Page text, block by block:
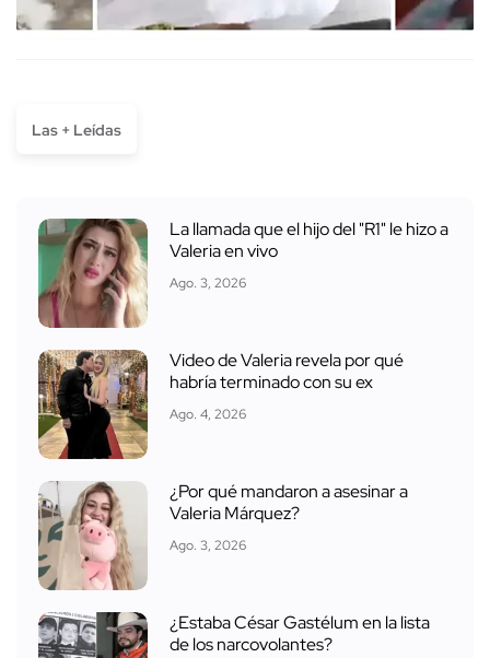
Las + Leídas
La llamada que el hijo del "R1" le hizo a
Valeria en vivo
Ago. 3, 2026
Video de Valeria revela por qué
habría terminado con su ex
Ago. 4, 2026
¿Por qué mandaron a asesinar a
Valeria Márquez?
Ago. 3, 2026
¿Estaba César Gastélum en la lista
de los narcovolantes?